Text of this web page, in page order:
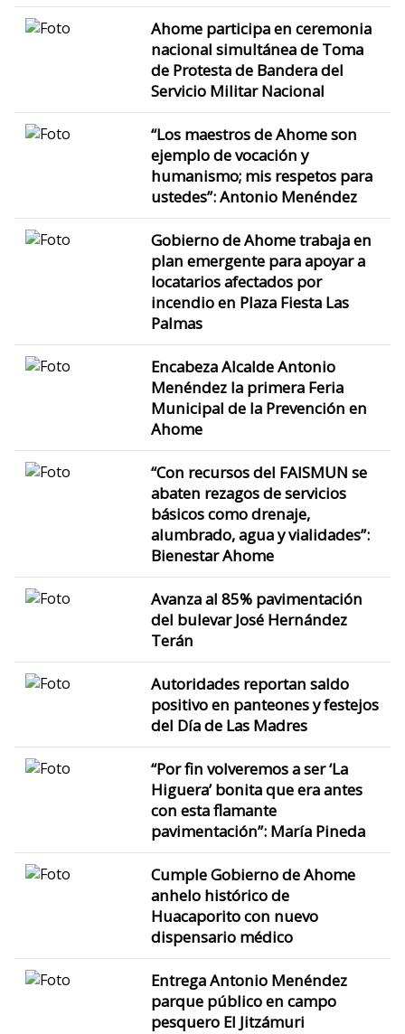
Ahome participa en ceremonia
nacional simultánea de Toma
de Protesta de Bandera del
Servicio Militar Nacional
“Los maestros de Ahome son
ejemplo de vocación y
humanismo; mis respetos para
ustedes”: Antonio Menéndez
Gobierno de Ahome trabaja en
plan emergente para apoyar a
locatarios afectados por
incendio en Plaza Fiesta Las
Palmas
Encabeza Alcalde Antonio
Menéndez la primera Feria
Municipal de la Prevención en
Ahome
“Con recursos del FAISMUN se
abaten rezagos de servicios
básicos como drenaje,
alumbrado, agua y vialidades”:
Bienestar Ahome
Avanza al 85% pavimentación
del bulevar José Hernández
Terán
Autoridades reportan saldo
positivo en panteones y festejos
del Día de Las Madres
“Por fin volveremos a ser ‘La
Higuera’ bonita que era antes
con esta flamante
pavimentación”: María Pineda
Cumple Gobierno de Ahome
anhelo histórico de
Huacaporito con nuevo
dispensario médico
Entrega Antonio Menéndez
parque público en campo
pesquero El Jitzámuri